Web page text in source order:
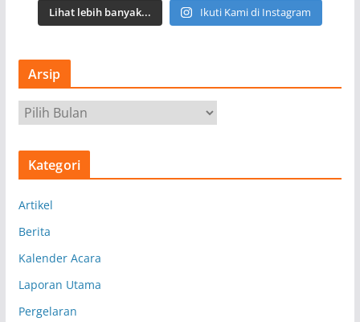
Lihat lebih banyak... Ikuti Kami di Instagram
Arsip
r
s
Kategori
Artikel
Berita
Kalender Acara
Laporan Utama
Pergelaran